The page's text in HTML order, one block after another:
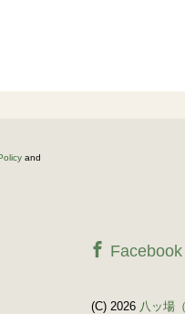
and
Facebook
(C) 2026 八ッ場